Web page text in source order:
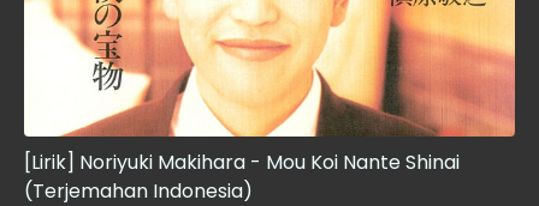
[Lirik] Noriyuki Makihara - Mou Koi Nante Shinai
(Terjemahan Indonesia)